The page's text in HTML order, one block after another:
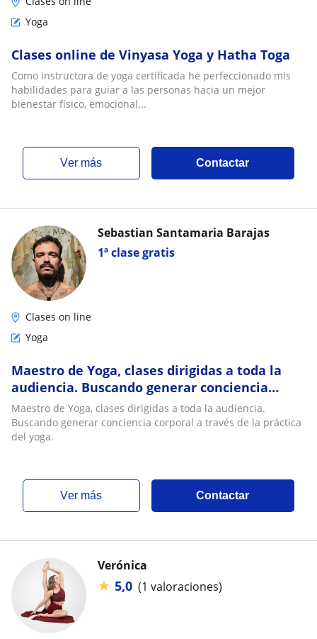
Yoga
Clases online de Vinyasa Yoga y Hatha Toga
Como instructora de yoga certificada he perfeccionado mis
habilidades para guiar a las personas hacia un mejor
bienestar físico, emocional...
ver más Contactar
1ª clase gratis
Sebastian Santamaria Barajas
Clases on line
Yoga
Maestro de Yoga, clases dirigidas a toda la
audiencia. Buscando generar conciencia
corporal a través de la práctica del yoga
Maestro de Yoga, clases dirigidas a toda la audiencia.
Buscando generar conciencia corporal a través de la práctica
del yoga.
ver más Contactar
Verónica
★ 5,0 (1 valoraciones)